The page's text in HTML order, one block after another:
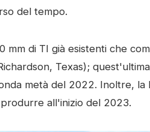
del tempo.
di TI già esistenti che
Texas);
metà del 2022. Inoltre, la
all'inizio del 2023.